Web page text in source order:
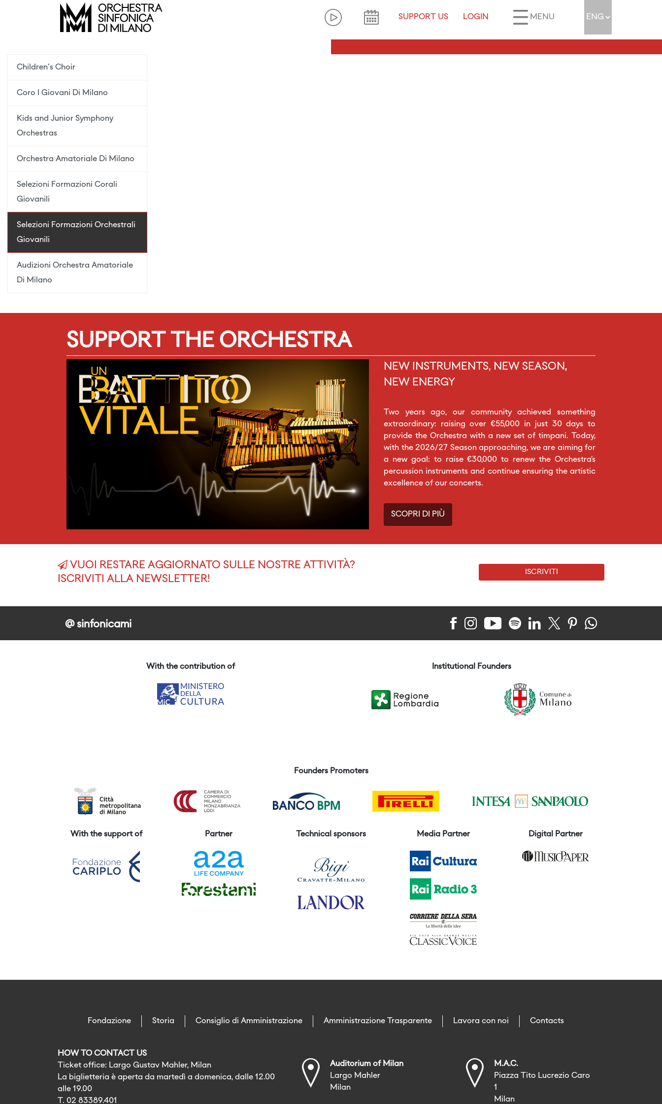
SUPPORT US LOGIN MENU
Children's Choir
Coro I Giovani Di Milano
Kids and Junior Symphony
Orchestras
Orchestra Amatoriale Di Milano
Selezioni Formazioni Corali
Giovanili
Selezioni Formazioni Orchestrali
Giovanili
Audizioni Orchestra Amatoriale
Di Milano
SUPPORT THE ORCHESTRA
NEW INSTRUMENTS, NEW SEASON,
NEW ENERGY
Two years ago, our community achieved something
extraordinary: raising over €55,000 in just 30 days to
provide the Orchestra with a new set of timpani. Today,
with the 2026/27 Season approaching, we are aiming for
a new goal: to raise €30,000 to renew the Orchestra’s
percussion instruments and continue ensuring the artistic
excellence of our concerts.
SCOPRI DI PIÙ
VUOI RESTARE AGGIORNATO SULLE NOSTRE ATTIVITÀ?
ISCRIVITI ALLA NEWSLETTER!
ISCRIVITI
@ sinfonicami
With the contribution of Institutional Founders
Founders Promoters
With the support of Partner Technical sponsors Media Partner Digital Partner
Fondazione Storia Consiglio di Amministrazione Amministrazione Trasparente Lavora con noi Contacts
HOW TO CONTACT US
Ticket office: Largo Gustav Mahler, Milan
La biglietteria è aperta da martedì a domenica, dalle 12.00
alle 19.00
T. 02 83389.401
Auditorium of Milan
Largo Mahler
Milan
M.A.C.
Piazza Tito Lucrezio Caro
1
Milan